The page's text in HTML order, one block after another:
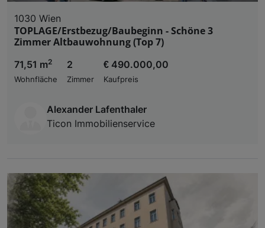
1030 Wien
TOPLAGE/Erstbezug/Baubeginn - Schöne 3
Zimmer Altbauwohnung (Top 7)
71,51 m2
Wohnfläche
2
Zimmer
€ 490.000,00
Kaufpreis
Alexander Lafenthaler
Ticon Immobilienservice